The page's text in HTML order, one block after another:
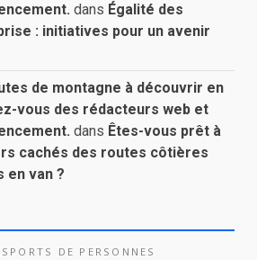
dans Égalité des
: initiatives pour un avenir
de montagne à découvrir en
vous des rédacteurs web et
dans Êtes-vous prêt à
cachés des routes côtières
en van ?
DE PERSONNES